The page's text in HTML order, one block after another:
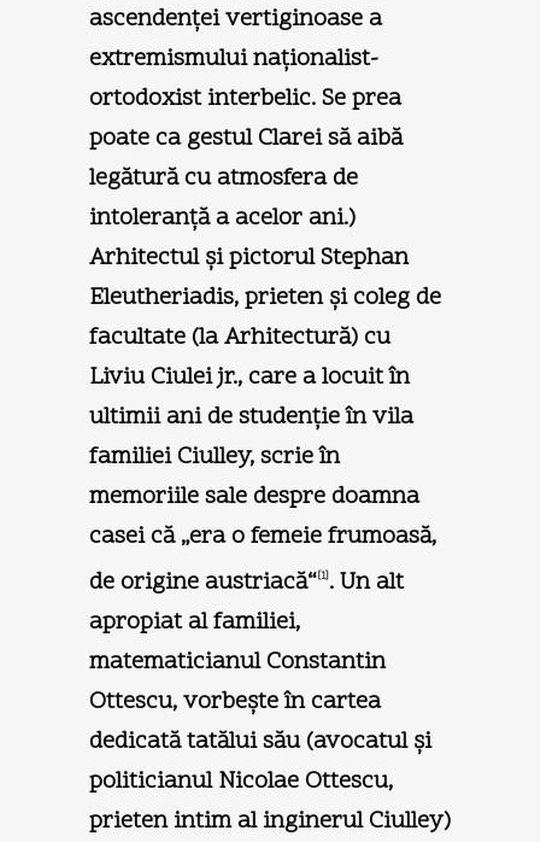
ascendenţei vertiginoase a
extremismului naţionalist-
ortodoxist interbelic. Se prea
poate ca gestul Clarei să aibă
legătură cu atmosfera de
intoleranţă a acelor ani.)
Arhitectul şi pictorul Stephan
Eleutheriadis, prieten şi coleg de
facultate (la Arhitectură) cu
Liviu Ciulei jr., care a locuit în
ultimii ani de studenţie în vila
familiei Ciulley, scrie în
memoriile sale despre doamna
casei că „era o femeie frumoasă,
de origine austriacă“[1]. Un alt
apropiat al familiei,
matematicianul Constantin
Ottescu, vorbeşte în cartea
dedicată tatălui său (avocatul şi
politicianul Nicolae Ottescu,
prieten intim al inginerul Ciulley)